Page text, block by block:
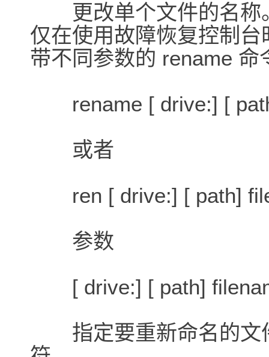
更改单个文件的名称
仅在使用故障恢复控制
带不同参数的 rename 命
rename [ drive:] [
或者
ren [ drive:] [ path]
参数
[ drive:] [ path]
指定要重新命名的文